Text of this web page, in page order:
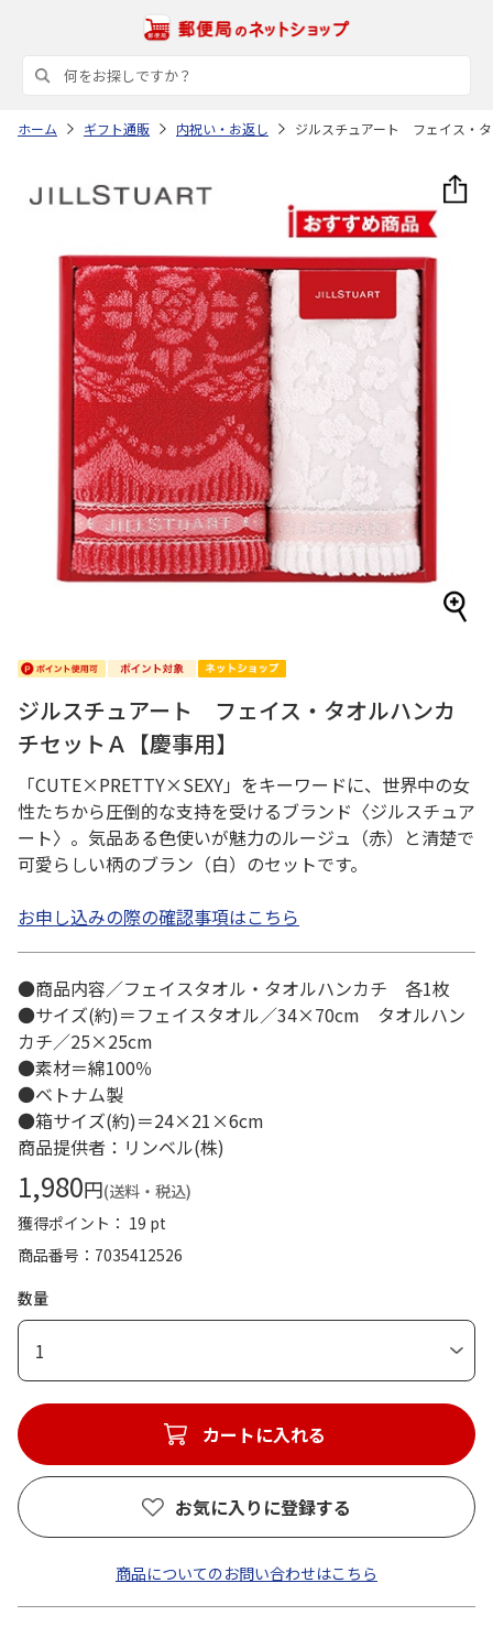
ホーム ギフト通販 内祝い・お返し ジルスチュアート フェイス・
ジルスチュアート フェイス・タオルハンカ
チセットＡ【慶事用】
「CUTE×PRETTY×SEXY」をキーワードに、世界中の女
性たちから圧倒的な支持を受けるブランド〈ジルスチュア
ート〉。気品ある色使いが魅力のルージュ（赤）と清楚で
可愛らしい柄のブラン（白）のセットです。
お申し込みの際の確認事項はこちら
●商品内容／フェイスタオル・タオルハンカチ 各1枚
●サイズ(約)＝フェイスタオル／34×70cm タオルハン
カチ／25×25cm
●素材＝綿100％
●ベトナム製
●箱サイズ(約)＝24×21×6cm
商品提供者：リンベル(株)
1,980円(送料・税込)
獲得ポイント： 19 pt
商品番号
7035412526
数量
1
カートに入れる
お気に入りに登録する
商品についてのお問い合わせはこちら